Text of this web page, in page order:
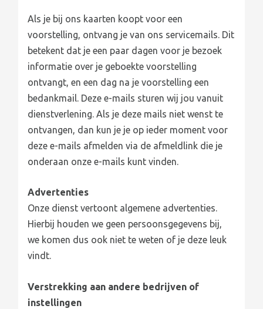
Als je bij ons kaarten koopt voor een
voorstelling, ontvang je van ons servicemails. Dit
betekent dat je een paar dagen voor je bezoek
informatie over je geboekte voorstelling
ontvangt, en een dag na je voorstelling een
bedankmail. Deze e-mails sturen wij jou vanuit
dienstverlening. Als je deze mails niet wenst te
ontvangen, dan kun je je op ieder moment voor
deze e-mails afmelden via de afmeldlink die je
onderaan onze e-mails kunt vinden.
Advertenties
Onze dienst vertoont algemene advertenties.
Hierbij houden we geen persoonsgegevens bij,
we komen dus ook niet te weten of je deze leuk
vindt.
Verstrekking aan andere bedrijven of
instellingen